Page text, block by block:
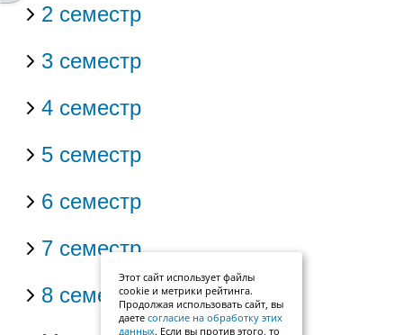
2 семестр
3 семестр
4 семестр
5 семестр
6 семестр
7 семестр
8 семестр
Этот сайт использует файлы
cookie и метрики рейтинга.
Продолжая использовать сайт, вы
даете согласие на обработку этих
данных. Если вы против этого, то